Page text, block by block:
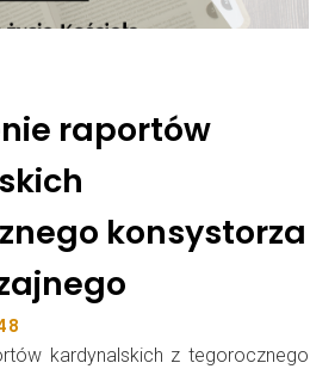
raportów
konsystorza
kardynalskich z tegorocznego